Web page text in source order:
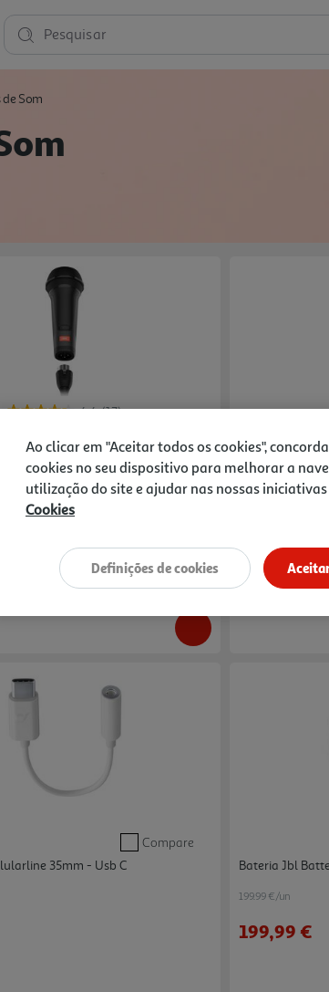
Pesquisar
Som
Som
4.4 (17)
Jbl Pbm 100
Adaptador
Auscultadores
9.99 €/un
Compare
35mm - Usb C
Bateria Jbl
199.99 €/un
199,99 €
Ao clicar em "Aceitar todos os cookies",
cookies no seu dispositivo para melhorar a
utilização do site e ajudar nas nossas
Cookies
Definições de cookies